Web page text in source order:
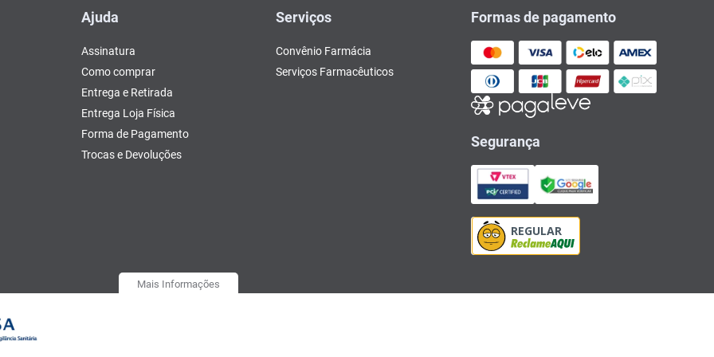
Ajuda
Assinatura
Como comprar
Entrega e Retirada
Entrega Loja Física
Forma de Pagamento
Trocas e Devoluções
Serviços
Convênio Farmácia
Serviços Farmacêuticos
Formas de pagamento
Segurança
Mais Informações